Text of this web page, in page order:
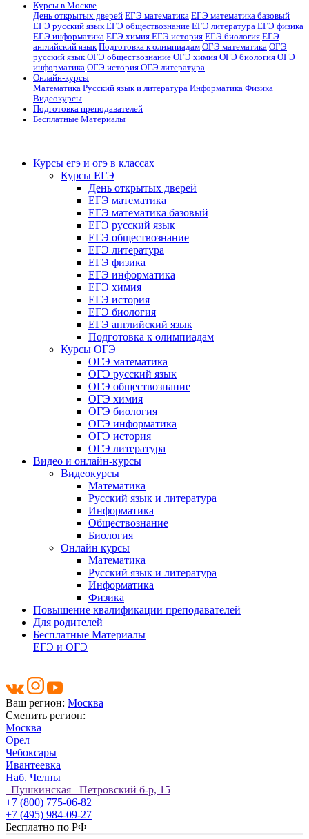
Курсы в Москве
День открытых дверей ЕГЭ математика ЕГЭ математика базовый
ЕГЭ русский язык ЕГЭ обществознание ЕГЭ литература ЕГЭ физика
ЕГЭ информатика ЕГЭ химия ЕГЭ история ЕГЭ биология ЕГЭ
английский язык Подготовка к олимпиадам ОГЭ математика ОГЭ
русский язык ОГЭ обществознание ОГЭ химия ОГЭ биология ОГЭ
информатика ОГЭ история ОГЭ литература
Онлайн-курсы
Математика Русский язык и литература Информатика Физика
Видеокурсы
Подготовка преподавателей
Бесплатные Материалы
Курсы егэ и огэ в классах
Курсы ЕГЭ
День открытых дверей
ЕГЭ математика
ЕГЭ математика базовый
ЕГЭ русский язык
ЕГЭ обществознание
ЕГЭ литература
ЕГЭ физика
ЕГЭ информатика
ЕГЭ химия
ЕГЭ история
ЕГЭ биология
ЕГЭ английский язык
Подготовка к олимпиадам
Курсы ОГЭ
ОГЭ математика
ОГЭ русский язык
ОГЭ обществознание
ОГЭ химия
ОГЭ биология
ОГЭ информатика
ОГЭ история
ОГЭ литература
Видео и онлайн-курсы
Видеокурсы
Математика
Русский язык и литература
Информатика
Обществознание
Биология
Онлайн курсы
Математика
Русский язык и литература
Информатика
Физика
Повышение квалификации преподавателей
Для родителей
Бесплатные Материалы
ЕГЭ и ОГЭ
Ваш регион: Москва
Сменить регион:
Москва
Орел
Чебоксары
Ивантеевка
Наб. Челны
Пушкинская Петровский б-р, 15
+7 (800) 775-06-82
+7 (495) 984-09-27
Бесплатно по РФ